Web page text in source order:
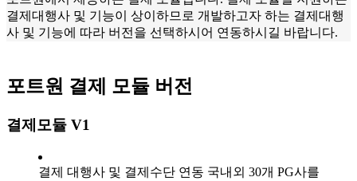
결제대행사 및 기능이 상이하므로 개발하고자 하는 결제대행
사 및 기능에 따라 버전을 선택하시어 연동하시길 바랍니다.
포트원 결제 모듈 버전
결제모듈 V1
결제 대행사 및 결제수단 연동 국내외 30개 PG사를